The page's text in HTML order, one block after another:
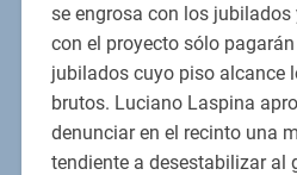
se engrosa con los jubilados
con el proyecto sólo
jubilados cuyo piso alcance
brutos. Luciano Laspina
denunciar en el recinto una
tendiente a desestabilizar al